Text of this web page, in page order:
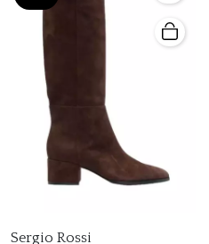
Sergio Rossi